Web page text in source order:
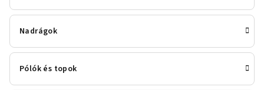
Nadrágok
Pólók és topok